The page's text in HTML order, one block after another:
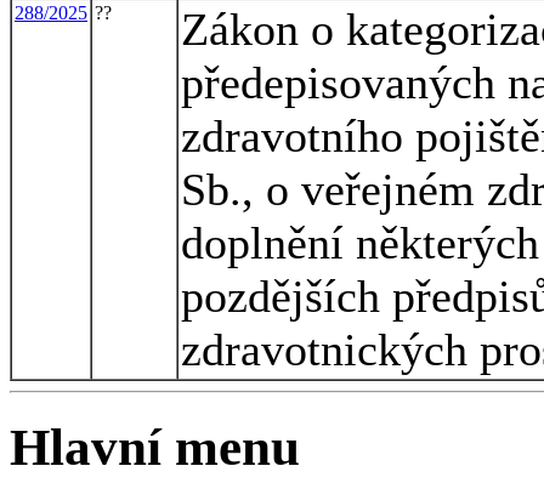
288/2025 ??
Zákon o
předepisovaných
zdravotního
Sb., o veřejném
doplnění
pozdějších
zdravotnických
Hlavní menu